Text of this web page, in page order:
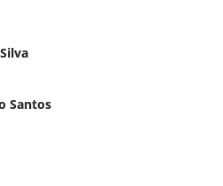
Santos